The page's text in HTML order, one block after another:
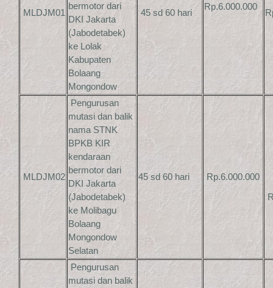
MLDJM01
bermotor dari
DKI Jakarta
(Jabodetabek)
ke Lolak
Kabupaten
Bolaang
Mongondow
45 sd 60 hari
Rp.6.000.000
MLDJM02
Pengurusan
mutasi dan balik
nama STNK
BPKB KIR
kendaraan
bermotor dari
DKI Jakarta
(Jabodetabek)
ke Molibagu
Bolaang
Mongondow
Selatan
45 sd 60 hari
Rp.6.000.000
Pengurusan
mutasi dan balik